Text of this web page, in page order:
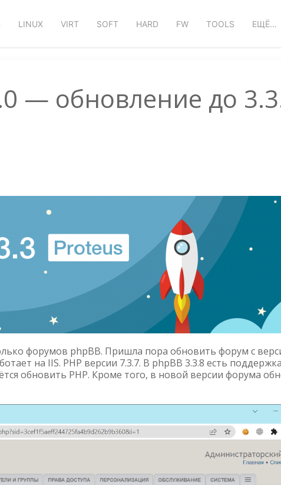
LINUX VIRT SOFT HARD FW TOOLS ЕЩЁ…
— обновление до
форумов phpBB. Пришла пора обновить форум с
на IIS. PHP версии 7.3.7. В phpBB 3.3.8 есть
обновить PHP. Кроме того, в новой версии форума